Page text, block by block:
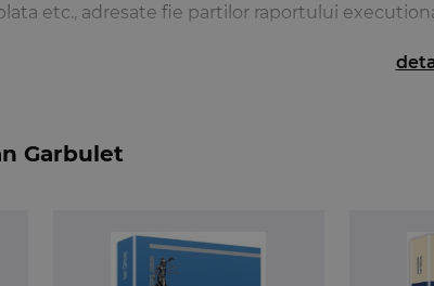
etc., adresate fie partilor raportului
legiuitorului in materia executarii silite,
care obliga executorul judecatoresc sa emita
perimarii de catre executorul judecatoresc;
de executare, au fost realizate modele
Garbulet